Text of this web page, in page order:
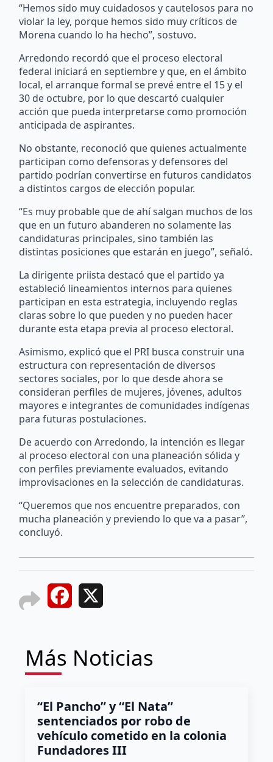
“Hemos sido muy cuidadosos y cautelosos para no
violar la ley, porque hemos sido muy críticos de
Morena cuando lo ha hecho”, sostuvo.
Arredondo recordó que el proceso electoral
federal iniciará en septiembre y que, en el ámbito
local, el arranque formal se prevé entre el 15 y el
30 de octubre, por lo que descartó cualquier
acción que pueda interpretarse como promoción
anticipada de aspirantes.
No obstante, reconoció que quienes actualmente
participan como defensoras y defensores del
partido podrían convertirse en futuros candidatos
a distintos cargos de elección popular.
“Es muy probable que de ahí salgan muchos de los
que en un futuro abanderen no solamente las
candidaturas principales, sino también las
distintas posiciones que estarán en juego”, señaló.
La dirigente priista destacó que el partido ya
estableció lineamientos internos para quienes
participan en esta estrategia, incluyendo reglas
claras sobre lo que pueden y no pueden hacer
durante esta etapa previa al proceso electoral.
Asimismo, explicó que el PRI busca construir una
estructura con representación de diversos
sectores sociales, por lo que desde ahora se
consideran perfiles de mujeres, jóvenes, adultos
mayores e integrantes de comunidades indígenas
para futuras postulaciones.
De acuerdo con Arredondo, la intención es llegar
al proceso electoral con una planeación sólida y
con perfiles previamente evaluados, evitando
improvisaciones en la selección de candidaturas.
“Queremos que nos encuentre preparados, con
mucha planeación y previendo lo que va a pasar”,
concluyó.
Facebook
Más Noticias
“El Pancho” y “El Nata”
sentenciados por robo de
vehículo cometido en la colonia
Fundadores III